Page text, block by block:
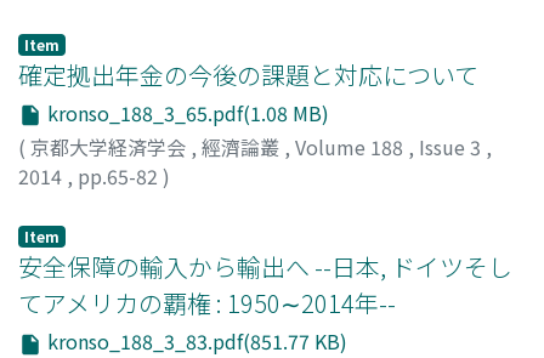
Item
確定拠出年金の今後の課題と対応について
kronso_188_3_65.pdf(1.08 MB)
( 京都大学経済学会 , 經濟論叢 , Volume 188 , Issue 3 ,
2014 , pp.65-82 )
Item
安全保障の輸入から輸出へ --日本, ドイツそし
てアメリカの覇権 : 1950∼2014年--
kronso_188_3_83.pdf(851.77 KB)